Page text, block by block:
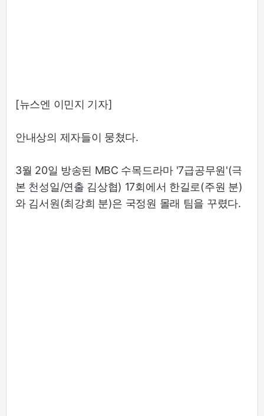
[뉴스엔 이민지 기자]
안내상의 제자들이 뭉쳤다.
3월 20일 방송된 MBC 수목드라마 '7급공무원'(극
본 천성일/연출 김상협) 17회에서 한길로(주원 분)
와 김서원(최강희 분)은 국정원 몰래 팀을 꾸렸다.